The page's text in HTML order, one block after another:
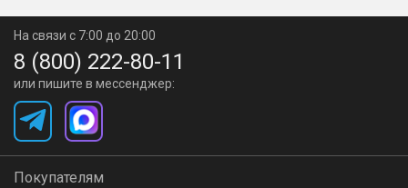
На связи с 7:00 до 20:00
8 (800) 222-80-11
или пишите в мессенджер:
Покупателям